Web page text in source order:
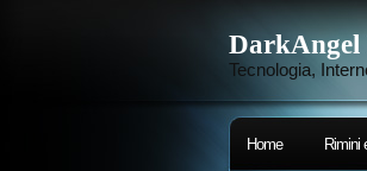
DarkAngel
Tecnologia,
Home Rimini